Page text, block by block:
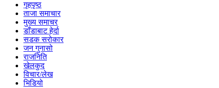
गृहपृष्ठ
ताजा समाचार
मुख्य समाचर
डाँडाबाट हेर्दा
सडक सरोकार
जन गुनासो
राजनिति
खेलकुद
विचार/लेख
भिडियो